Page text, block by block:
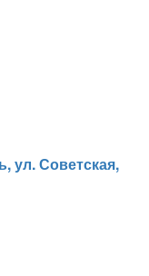
ул. Советская,